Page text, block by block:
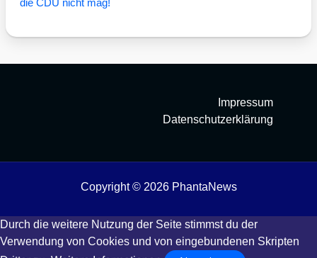
die CDU nicht mag!
Impressum
Datenschutzerklärung
Copyright © 2026 PhantaNews
Durch die weitere Nutzung der Seite stimmst du der
Verwendung von Cookies und von eingebundenen Skripten